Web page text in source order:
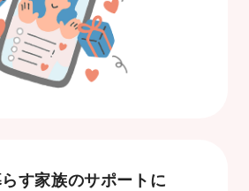
す家族のサポートに